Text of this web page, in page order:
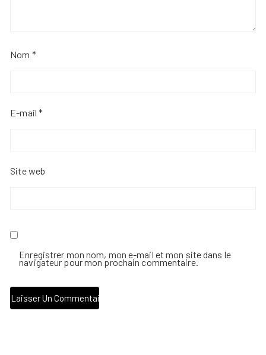
Nom *
E-mail*
Site web
Enregistrer mon nom, mon e-mail et mon site dans le
navigateur pour mon prochain commentaire.